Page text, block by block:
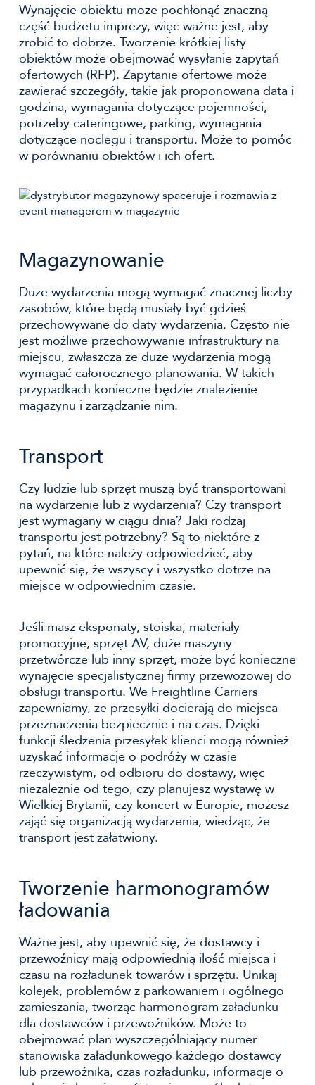
Wynajęcie obiektu może pochłonąć znaczną
część budżetu imprezy, więc ważne jest, aby
zrobić to dobrze. Tworzenie krótkiej listy
obiektów może obejmować wysyłanie zapytań
ofertowych (RFP). Zapytanie ofertowe może
zawierać szczegóły, takie jak proponowana data i
godzina, wymagania dotyczące pojemności,
potrzeby cateringowe, parking, wymagania
dotyczące noclegu i transportu. Może to pomóc
w porównaniu obiektów i ich ofert.
Magazynowanie
Duże wydarzenia mogą wymagać znacznej liczby
zasobów, które będą musiały być gdzieś
przechowywane do daty wydarzenia. Często nie
jest możliwe przechowywanie infrastruktury na
miejscu, zwłaszcza że duże wydarzenia mogą
wymagać całorocznego planowania. W takich
przypadkach konieczne będzie znalezienie
magazynu i zarządzanie nim.
Transport
Czy ludzie lub sprzęt muszą być transportowani
na wydarzenie lub z wydarzenia? Czy transport
jest wymagany w ciągu dnia? Jaki rodzaj
transportu jest potrzebny? Są to niektóre z
pytań, na które należy odpowiedzieć, aby
upewnić się, że wszyscy i wszystko dotrze na
miejsce w odpowiednim czasie.
Jeśli masz eksponaty, stoiska, materiały
promocyjne, sprzęt AV, duże maszyny
przetwórcze lub inny sprzęt, może być konieczne
wynajęcie specjalistycznej firmy przewozowej do
obsługi transportu. We Freightline Carriers
zapewniamy, że przesyłki docierają do miejsca
przeznaczenia bezpiecznie i na czas. Dzięki
funkcji śledzenia przesyłek klienci mogą również
uzyskać informacje o podróży w czasie
rzeczywistym, od odbioru do dostawy, więc
niezależnie od tego, czy planujesz wystawę w
Wielkiej Brytanii, czy koncert w Europie, możesz
zająć się organizacją wydarzenia, wiedząc, że
transport jest załatwiony.
Tworzenie harmonogramów
ładowania
Ważne jest, aby upewnić się, że dostawcy i
przewoźnicy mają odpowiednią ilość miejsca i
czasu na rozładunek towarów i sprzętu. Unikaj
kolejek, problemów z parkowaniem i ogólnego
zamieszania, tworząc harmonogram załadunku
dla dostawców i przewoźników. Może to
obejmować plan wyszczególniający numer
stanowiska załadunkowego każdego dostawcy
lub przewoźnika, czas rozładunku, informacje o